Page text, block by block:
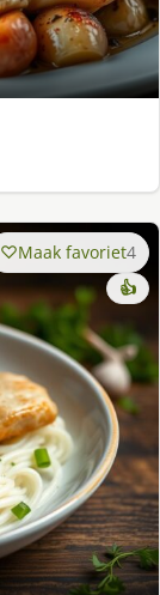
Maak favoriet4
👍